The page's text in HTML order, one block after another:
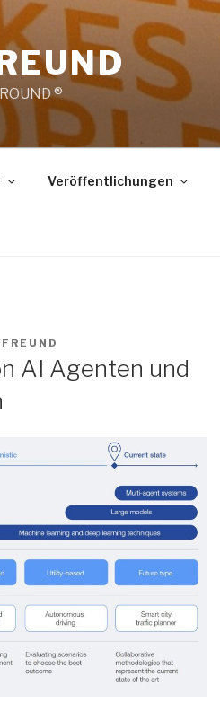
®
Veröffentlichungen
AI Agenten und